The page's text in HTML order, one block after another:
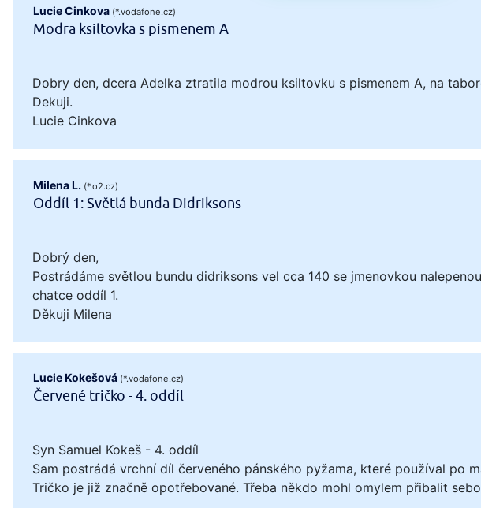
Lucie Cinkova (*.vodafone.cz)
Modra ksiltovka s pismenem A
Dobry den, dcera Adelka ztratila modrou ksiltovku s pismenem A, na
Dekuji.
Lucie Cinkova
Milena L. (*.o2.cz)
Oddíl 1: Světlá bunda Didriksons
Dobrý den,
Postrádáme světlou bundu didriksons vel cca 140 se jmenovkou
chatce oddíl 1.
Děkuji Milena
Lucie Kokešová (*.vodafone.cz)
Červené tričko - 4. oddíl
Syn Samuel Kokeš - 4. oddíl
Sam postrádá vrchní díl červeného pánského pyžama, které používal po
Tričko je již značně opotřebované. Třeba někdo mohl omylem přibalit